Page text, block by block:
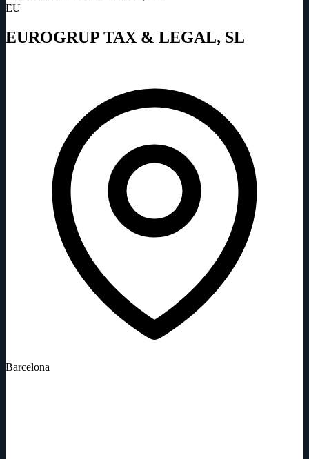
EU
EUROGRUP TAX & LEGAL, SL
Barcelona